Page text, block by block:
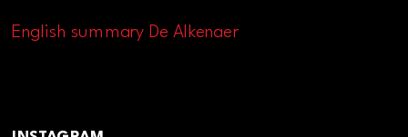
English summary De Alkenaer